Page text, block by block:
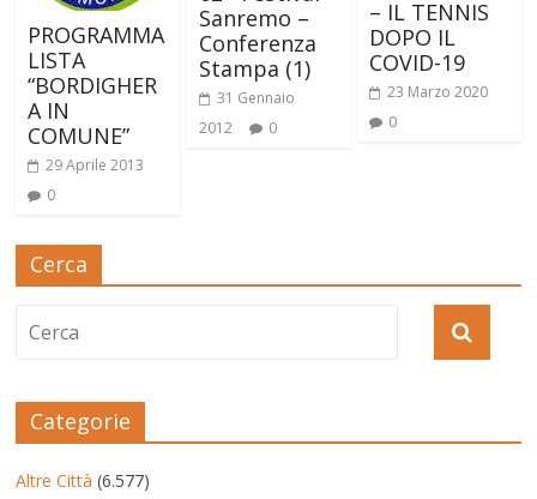
PROGRAMMA
LISTA
“BORDIGHER
A IN
COMUNE”
29 Aprile 2013
0
Sanremo –
Conferenza
Stampa (1)
31 Gennaio
2012
0
– IL TENNIS
DOPO IL
COVID-19
23 Marzo 2020
0
Cerca
Categorie
Altre Città (6.577)